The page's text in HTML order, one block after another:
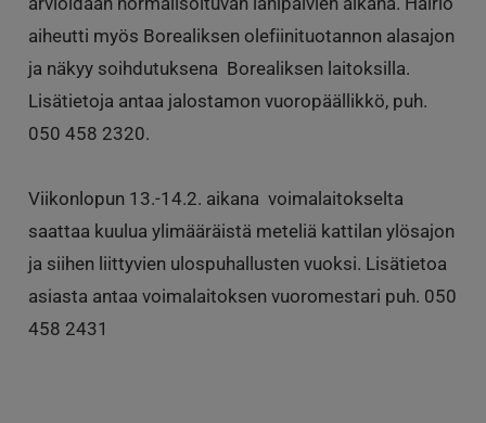
aiheutti myös Borealiksen olefiinituotannon alasajon
ja näkyy soihdutuksena Borealiksen laitoksilla.
Lisätietoja antaa jalostamon vuoropäällikkö, puh.
050 458 2320.
Viikonlopun 13.-14.2. aikana voimalaitokselta
saattaa kuulua ylimääräistä meteliä kattilan ylösajon
ja siihen liittyvien ulospuhallusten vuoksi. Lisätietoa
asiasta antaa voimalaitoksen vuoromestari puh. 050
458 2431